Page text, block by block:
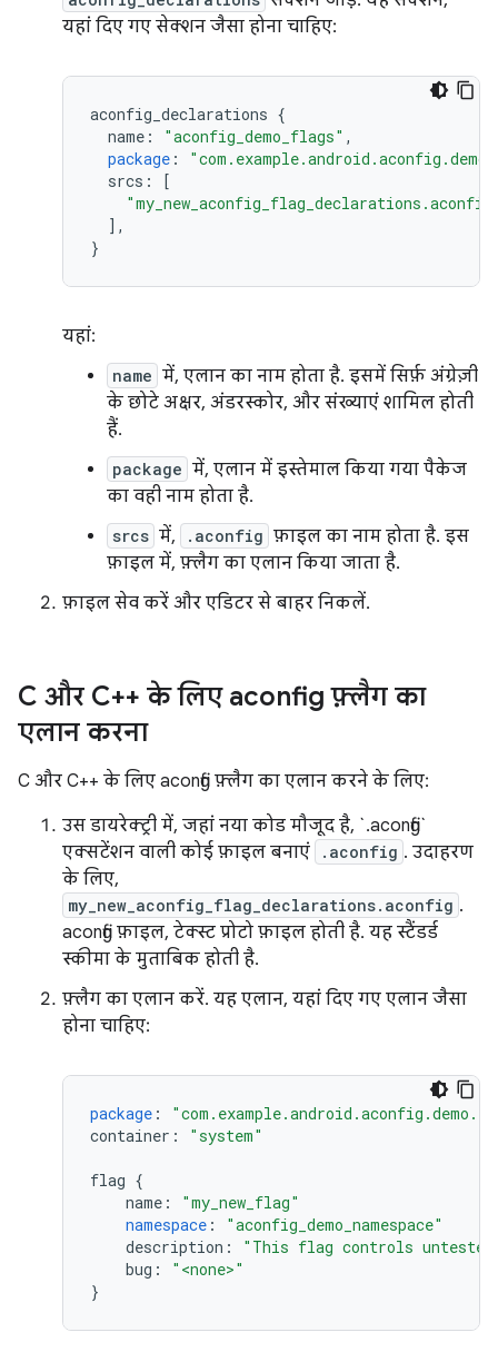
यहां दिए गए सेक्शन जैसा होना चाहिए:
aconfig_declarations {
name : "aconfig_demo_flags" ,
package :
srcs :
[
],
}
यहां:
name में, एलान का नाम होता है. इसमें सिर्फ़ अंग्रेज़ी
के छोटे अक्षर, अंडरस्कोर, और संख्याएं शामिल होती
हैं.
package में, एलान में इस्तेमाल किया गया पैकेज
का वही नाम होता है.
srcs में, .aconfig फ़ाइल का नाम होता है. इस
फ़ाइल में, फ़्लैग का एलान किया जाता है.
फ़ाइल सेव करें और एडिटर से बाहर निकलें.
C और C++ के लिए aconfig फ़्लैग का
एलान करना
C और C++ के लिए aconfig फ़्लैग का एलान करने के लिए:
उस डायरेक्ट्री में, जहां नया कोड मौजूद है, `.aconfig`
एक्सटेंशन वाली कोई फ़ाइल बनाएं
.aconfig . उदाहरण
के लिए,
my_new_aconfig_flag_declarations.aconfig .
aconfig फ़ाइल, टेक्स्ट प्रोटो फ़ाइल होती है. यह स्टैंडर्ड
स्कीमा के मुताबिक होती है.
फ़्लैग का एलान करें. यह एलान, यहां दिए गए एलान जैसा
होना चाहिए:
package :
container : "system"
flag {
name :
"my_new_flag"
namespace :
"aconfig_demo_namespace"
description :
"This flag controls untested
bug :
"<none>"
}